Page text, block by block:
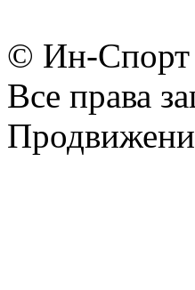
© Ин-Спорт
Все права